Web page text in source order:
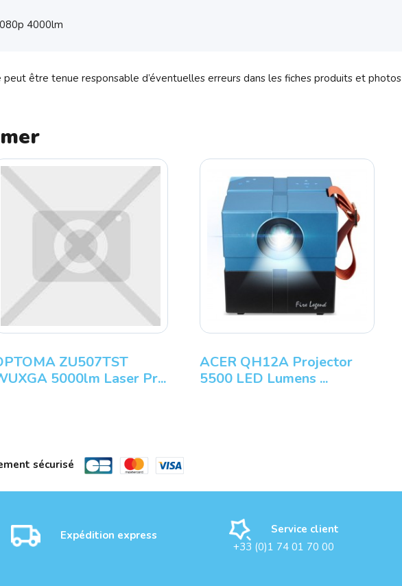
4000lm
peut être tenue responsable d’éventuelles erreurs dans les fiches produits et photos
ZU507TST
5000lm Laser Pr...
ACER QH12A Projector
5500 LED Lumens ...
sécurisé
Expédition express
Service client
+33 (0)1 74 01 70 00